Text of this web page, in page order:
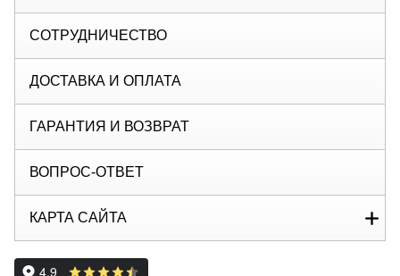
СОТРУДНИЧЕСТВО
ДОСТАВКА И ОПЛАТА
ГАРАНТИЯ И ВОЗВРАТ
ВОПРОС-ОТВЕТ
КАРТА САЙТА